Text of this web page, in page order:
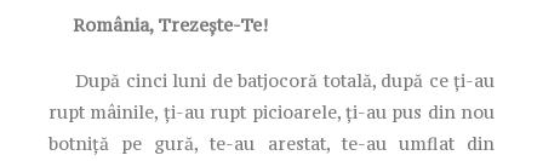
România, Trezește-Te!
După cinci luni de batjocoră totală, după ce ți-au
rupt mâinile, ți-au rupt picioarele, ți-au pus din nou
botniță pe gură, te-au arestat, te-au umflat din